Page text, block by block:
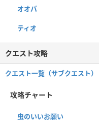
オオパ
ティオ
クエスト攻略
クエスト一覧（サブクエスト）
攻略チャート
虫のいいお願い